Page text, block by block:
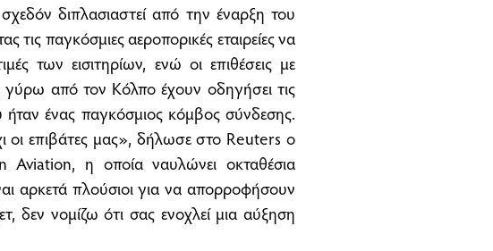
διπλασιαστεί από την έναρξη του
παγκόσμιες αεροπορικές εταιρείες να
των εισιτηρίων, ενώ οι επιθέσεις με
από τον Κόλπο έχουν οδηγήσει τις
ένας παγκόσμιος κόμβος σύνδεσης.
οι επιβάτες μας», δήλωσε στο Reuters ο
Aviation, η οποία ναυλώνει οκταθέσια
αρκετά πλούσιοι για να απορροφήσουν
δεν νομίζω ότι σας ενοχλεί μια αύξηση